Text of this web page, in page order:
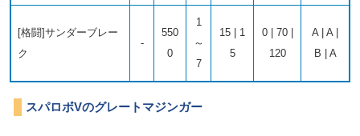
[格闘]サンダーブレー
ク
-
550
0
1
～
7
15 | 1
5
0 | 70 |
120
A | A |
B | A
スパロボVのグレートマジンガー